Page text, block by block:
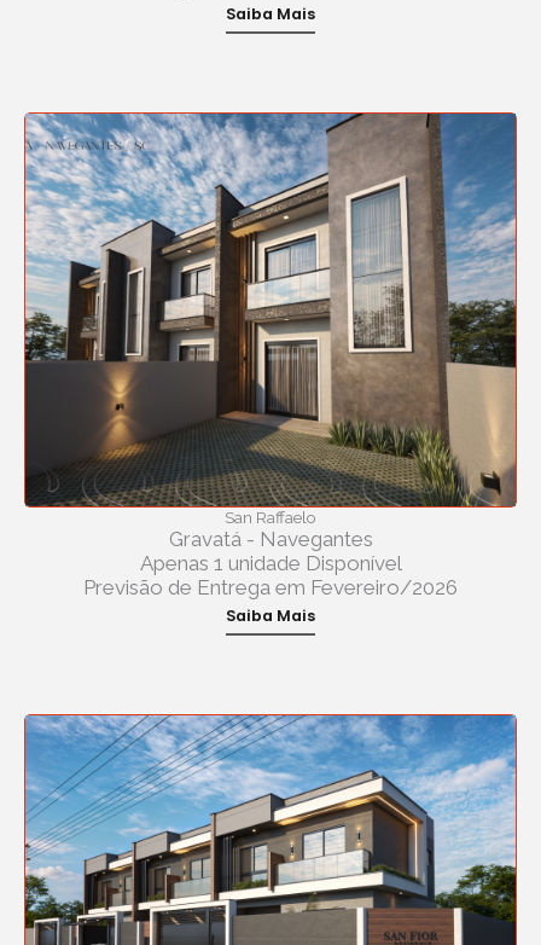
Saiba Mais
San Raffaelo
Gravatá - Navegantes
Apenas 1 unidade Disponível
Previsão de Entrega em Fevereiro/2026
Saiba Mais